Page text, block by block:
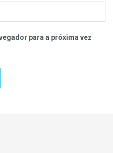
para a próxima vez